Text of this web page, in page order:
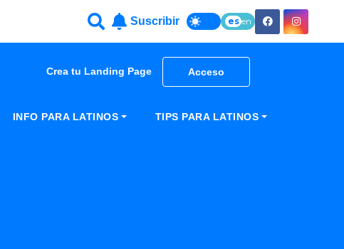
Suscribir es en
Crea tu Landing Page Acceso
INFO PARA LATINOS TIPS PARA LATINOS